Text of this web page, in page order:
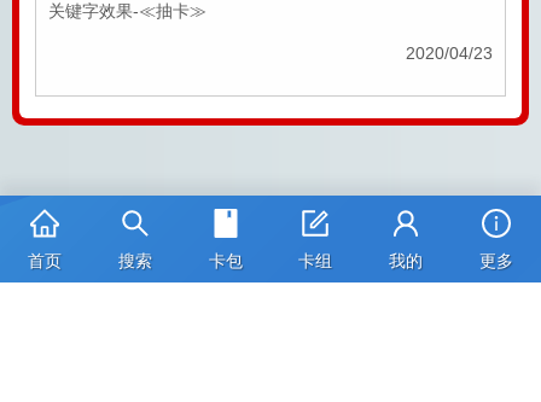
首页 搜索 卡包 卡组 我的 更多
关键字效果-≪抽卡≫
2020/04/23
卡图版权：©本郷あきよし・フジテレビ・東映アニメーション